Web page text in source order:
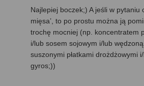
Najlepiej boczek;) A jeśli w pytaniu
mięsa’, to po prostu można ją
trochę mocniej (np. koncentratem
i/lub sosem sojowym i/lub
suszonymi płatkami drożdżowymi
gyros;))